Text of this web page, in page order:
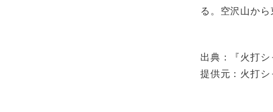
る。空沢山か
出典：『火打シ
提供元：火打